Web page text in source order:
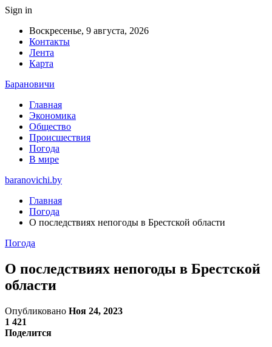
Sign in
Воскресенье, 9 августа, 2026
Контакты
Лента
Карта
Барановичи
Главная
Экономика
Общество
Происшествия
Погода
В мире
baranovichi.by
Главная
Погода
О последствиях непогоды в Брестской области
Погода
О последствиях непогоды в Брестской
области
Опубликовано Ноя 24, 2023
1 421
Поделится